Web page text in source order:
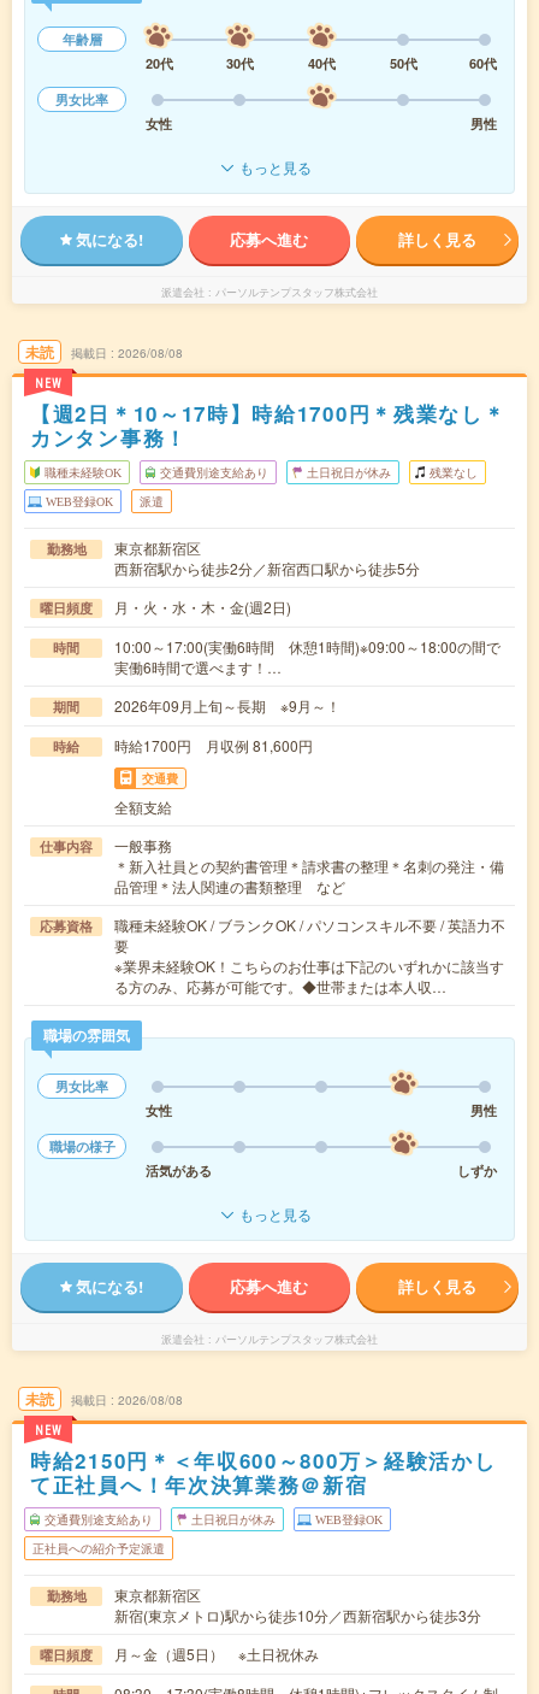
年齢層
20代
30代 40代 50代
60代
男女比率
女性
男性
もっと見る
気になる! 応募へ進む 詳しく見る
派遣会社 パーソルテンプスタッフ株式会社
未読
NEW
掲載日 2026/08/08
【週2日＊10～17時】時給1700円＊残業なし＊
カンタン事務！
職種未経験OK 交通費別途支給あり 土日祝日が休み 残業なし
WEB登録OK 派遣
勤務地
東京都新宿区
西新宿駅から徒歩2分／新宿西口駅から徒歩5分
曜日頻度 月・火・水・木・金(週2日)
時間
10:00～17:00(実働6時間 休憩1時間)※09:00～18:00の間で
実働6時間で選べます！…
期間 2026年09月上旬～長期 ※9月～！
時給 時給1700円 月収例 81,600円
交通費
全額支給
仕事内容
一般事務
＊新入社員との契約書管理＊請求書の整理＊名刺の発注・備
品管理＊法人関連の書類整理 など
応募資格
職種未経験OK / ブランクOK / パソコンスキル不要 / 英語力不
要
※業界未経験OK！こちらのお仕事は下記のいずれかに該当す
る方のみ、応募が可能です。◆世帯または本人収…
職場の雰囲気
男女比率
女性
男性
職場の様子
活気がある
しずか
もっと見る
気になる! 応募へ進む 詳しく見る
派遣会社 パーソルテンプスタッフ株式会社
未読
NEW
掲載日 2026/08/08
時給2150円＊＜年収600～800万＞経験活かし
て正社員へ！年次決算業務＠新宿
交通費別途支給あり 土日祝日が休み WEB登録OK
正社員への紹介予定派遣
勤務地
東京都新宿区
新宿(東京メトロ)駅から徒歩10分／西新宿駅から徒歩3分
曜日頻度 月～金（週5日） ※土日祝休み